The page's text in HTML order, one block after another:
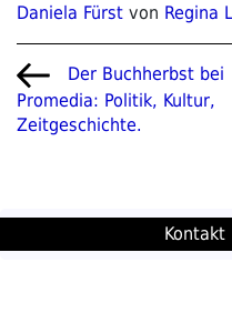
Daniela Fürst von Regina
Vorheriger
Beitrag
Der Buchherbst bei
Promedia: Politik, Kultur,
Zeitgeschichte.
Kontakt